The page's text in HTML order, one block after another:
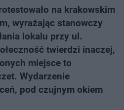
na krakowskim
wyrażając stanowczy
lokalu przy ul.
twierdzi inaczej,
miejsce to
Wydarzenie
pod czujnym okiem